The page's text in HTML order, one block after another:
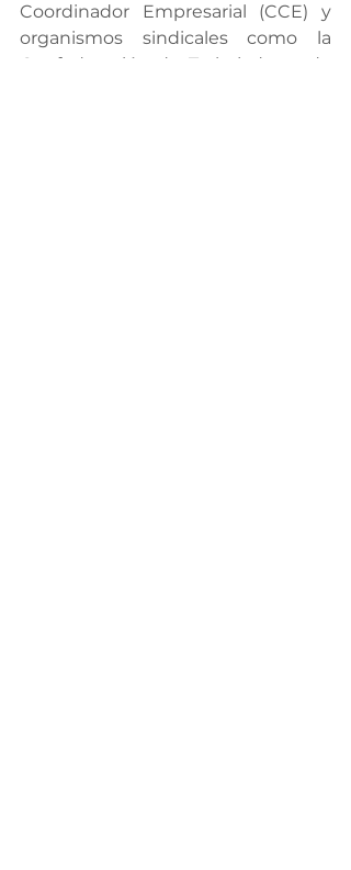
Coordinador Empresarial (CCE) y
organismos sindicales como la
Confederación de Trabajadores de